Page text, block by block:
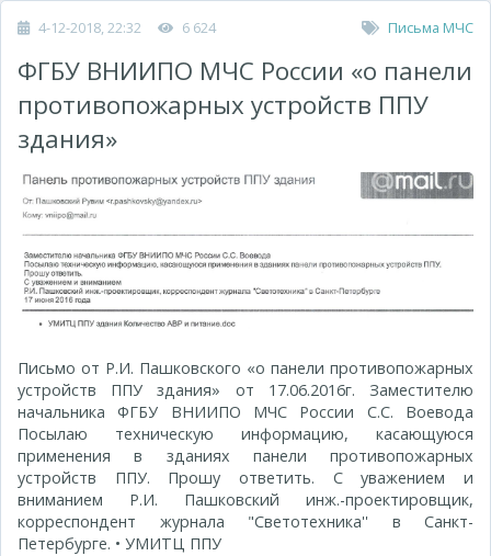
4-12-2018, 22:32 6 624 Письма МЧС
ФГБУ ВНИИПО МЧС России «о панели
противопожарных устройств ППУ
здания»
Письмо от Р.И. Пашковского «о панели противопожарных
устройств ППУ здания» от 17.06.2016г. Заместителю
начальника ФГБУ ВНИИПО МЧС России С.С. Воевода
Посылаю техническую информацию, касающуюся
применения в зданиях панели противопожарных
устройств ППУ. Прошу ответить. С уважением и
вниманием Р.И. Пашковский инж.-проектировщик,
корреспондент журнала "Светотехника'' в Санкт-
Петербурге. • УМИТЦ ППУ